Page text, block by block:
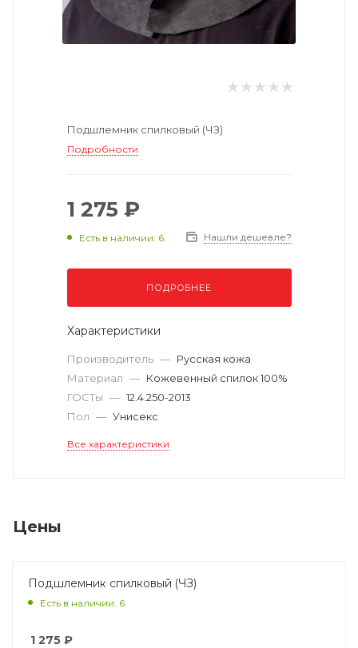
Подшлемник спилковый (ЧЗ)
Подробности
1 275 ₽
Есть в наличии: 6 Нашли дешевле?
ПОДРОБНЕЕ
Характеристики
Производитель — Русская кожа
Материал — Кожевенный спилок 100%
ГОСТы — 12.4.250-2013
Пол — Унисекс
Все характеристики
Цены
Подшлемник спилковый (ЧЗ)
Есть в наличии: 6
1 275 ₽